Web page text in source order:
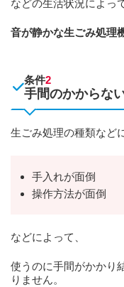
などの生活状況によっ
音が静かな生ごみ処理
条件2
手間のかからな
生ごみ処理の種類など
手入れが面倒
操作方法が面倒
などによって、
使うのに手間がかかり
りません。